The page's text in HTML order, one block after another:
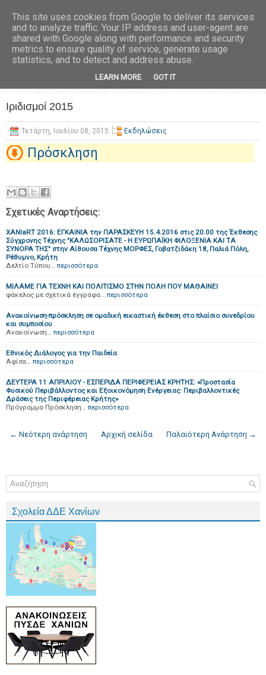
Ιριδισμοί 2015
Τετάρτη, Ιουλίου 08, 2015 Εκδηλώσεις
Πρόσκληση
Σχετικές Αναρτήσεις:
ΧΑΝΙaRT 2016: ΕΓΚΑΙΝΙΑ την ΠΑΡΑΣΚΕΥΗ 15.4.2016 στις 20.00 της Έκθεσης
Σύγχρονης Τέχνης "ΚΑΛΩΣΟΡΙΣΑΤΕ - Η ΕΥΡΩΠΑΪΚΗ ΦΙΛΟΞΕΝΙΑ ΚΑΙ ΤΑ
ΣΥΝΟΡΑ ΤΗΣ" στην Αίθουσα Τέχνης ΜΟΡΦΕΣ, Γοβατζιδάκη 18, Παλιά Πόλη,
Ρέθυμνο, Κρήτη
Δελτίο Τύπου… περισσότερα
ΜΙΛΑΜΕ ΓΙΑ ΤΕΧΝΗ ΚΑΙ ΠΟΛΙΤΙΣΜΟ ΣΤΗΝ ΠΟΛΗ ΠΟΥ ΜΑΘΑΙΝΕΙ
φάκελος με σχετικά έγγραφα… περισσότερα
Ανακοίνωση-πρόσκληση σε ομαδική εικαστική έκθεση στο πλαίσιο συνεδρίου
και συμποσίου
Ανακοίνωση… περισσότερα
Εθνικός Διάλογος για την Παιδεία
Αφίσα… περισσότερα
ΔΕΥΤΕΡΑ 11 ΑΠΡΙΛΙΟΥ - ΕΣΠΕΡΙΔΑ ΠΕΡΙΦΕΡΕΙΑΣ ΚΡΗΤΗΣ: «Προστασία
Φυσικού Περιβάλλοντος και Εξοικονόμηση Ενέργειας: Περιβαλλοντικές
Δράσεις της Περιφέρειας Κρήτης»
Πρόγραμμα Πρόσκληση… περισσότερα
← Νεότερη ανάρτηση Παλαιότερη Ανάρτηση →
Αρχική σελίδα
Σχολεία ΔΔΕ Χανίων
This site uses cookies from Google to deliver its services
and to analyze traffic. Your IP address and user-agent are
shared with Google along with performance and security
metrics to ensure quality of service, generate usage
statistics, and to detect and address abuse.
LEARN MORE GOT IT